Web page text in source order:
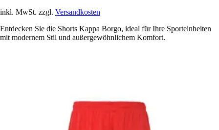
inkl. MwSt. zzgl. Versandkosten
Entdecken Sie die Shorts Kappa Borgo, ideal für Ihre Sporteinheiten
mit modernem Stil und außergewöhnlichem Komfort.